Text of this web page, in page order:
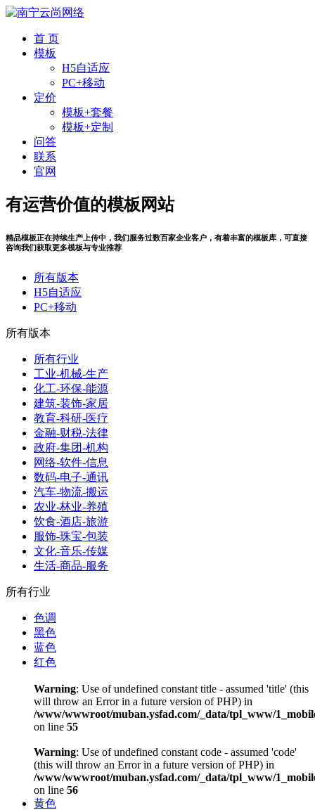
首 页
模板
H5自适应
PC+移动
定价
模板+套餐
模板+定制
问答
联系
官网
有运营价值的模板网站
精品模板正在持续生产上传中，我们服务过数百家企业客户，有着丰富的模板库，可直接
咨询我们获取更多模板与专业推荐
所有版本
H5自适应
PC+移动
所有版本
所有行业
工业-机械-生产
化工-环保-能源
建筑-装饰-家居
教育-科研-医疗
金融-财税-法律
政府-集团-机构
网络-软件-信息
数码-电子-通讯
汽车-物流-搬运
农业-林业-养殖
饮食-酒店-旅游
服饰-珠宝-包装
文化-音乐-传媒
生活-商品-服务
所有行业
色调
黑色
蓝色
红色
Warning: Use of undefined constant title - assumed 'title' (this
will throw an Error in a future version of PHP) in
/www/wwwroot/muban.ysfad.com/_data/tpl_www/
on line 55
Warning: Use of undefined constant code - assumed 'code'
(this will throw an Error in a future version of PHP) in
/www/wwwroot/muban.ysfad.com/_data/tpl_www/
on line 56
黄色